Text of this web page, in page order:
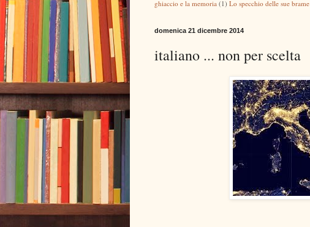
ghiaccio e la memoria (1) Lo specchio delle sue brame
domenica 21 dicembre 2014
italiano ... non per scelta